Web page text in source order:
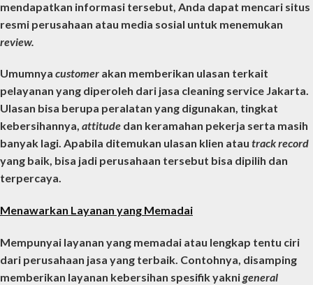
mendapatkan informasi tersebut, Anda dapat mencari situs
resmi perusahaan atau media sosial untuk menemukan
review.
Umumnya customer akan memberikan ulasan terkait
pelayanan yang diperoleh dari jasa cleaning service Jakarta
Ulasan bisa berupa peralatan yang digunakan, tingkat
kebersihannya, attitude dan keramahan pekerja serta masih
banyak lagi. Apabila ditemukan ulasan klien atau track record
yang baik, bisa jadi perusahaan tersebut bisa dipilih dan
terpercaya.
Menawarkan Layanan yang Memadai
Mempunyai layanan yang memadai atau lengkap tentu ciri
dari perusahaan jasa yang terbaik. Contohnya, disamping
memberikan layanan kebersihan spesifik yaknigeneral